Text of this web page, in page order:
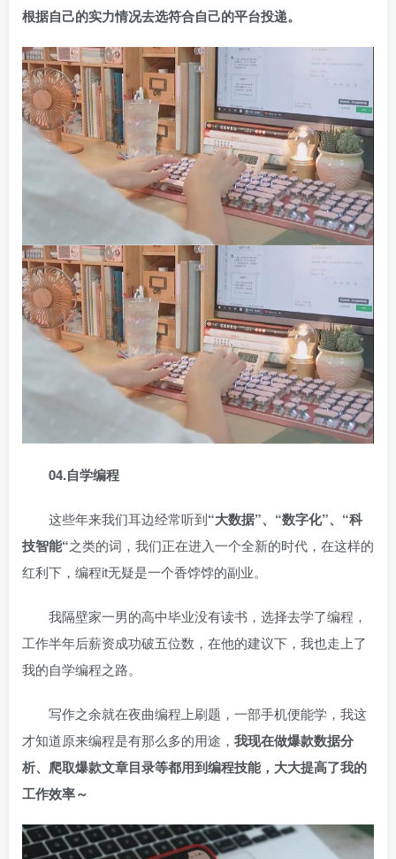
根据自己的实力情况去选符合自己的平台投递。
04.自学编程
这些年来我们耳边经常听到“大数据”、“数字化”、“科
技智能“之类的词，我们正在进入一个全新的时代，在这样的
红利下，编程it无疑是一个香饽饽的副业。
我隔壁家一男的高中毕业没有读书，选择去学了编程，
工作半年后薪资成功破五位数，在他的建议下，我也走上了
我的自学编程之路。
写作之余就在夜曲编程上刷题，一部手机便能学，我这
才知道原来编程是有那么多的用途， 我现在做爆款数据分
析、爬取爆款文章目录等都用到编程技能，大大提高了我的
工作效率～